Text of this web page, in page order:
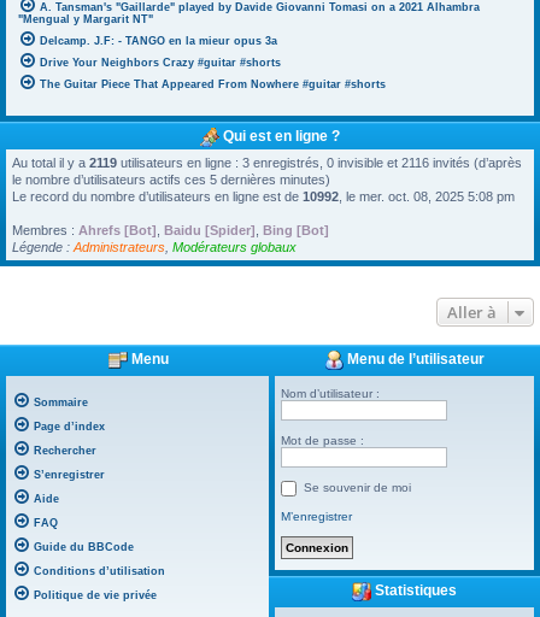
A. Tansman's "Gaillarde" played by Davide Giovanni Tomasi on a 2021 Alhambra
"Mengual y Margarit NT"
Delcamp. J.F: - TANGO en la mieur opus 3a
Drive Your Neighbors Crazy #guitar #shorts
The Guitar Piece That Appeared From Nowhere #guitar #shorts
Qui est en ligne ?
Au total il y a 2119 utilisateurs en ligne : 3 enregistrés, 0 invisible et 2116 invités (d’après
le nombre d’utilisateurs actifs ces 5 dernières minutes)
Le record du nombre d’utilisateurs en ligne est de 10992 , le mer. oct. 08, 2025 5:08 pm
Membres : Ahrefs [Bot] Baidu [Spider]
Bing [Bot]
Légende : Administrateurs Modérateurs globaux
Aller à
Menu
Sommaire
Page d’index
Rechercher
S’enregistrer
Aide
FAQ
Guide du BBCode
Conditions d’utilisation
Politique de vie privée
Menu de l’utilisateur
Nom d’utilisateur :
Mot de passe :
Se souvenir de moi
M’enregistrer
Statistiques